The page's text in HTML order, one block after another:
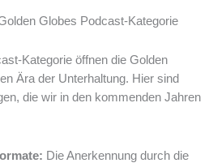
Globes Podcast-Kategorie
Kategorie öffnen die Golden
Ära der Unterhaltung. Hier sind
die wir in den kommenden Jahren
Die Anerkennung durch die